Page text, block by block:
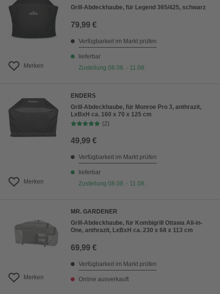
Preis aufsteigend
Preis absteigend
Bewertung
Merken
Grill-Abdeckhaube, für Legend 365/425, schwarz
79,99 €
Verfügbarkeit im Markt prüfen
lieferbar
Zustellung 08.08. - 11.08.
Merken
ENDERS
Grill-Abdeckhaube, für Monroe Pro 3, anthrazit,
LxBxH ca. 160 x 70 x 125 cm
(2)
49,99 €
Verfügbarkeit im Markt prüfen
lieferbar
Zustellung 08.08. - 11.08.
Merken
MR. GARDENER
Grill-Abdeckhaube, für Kombigrill Ottawa All-in-
One, anthrazit, LxBxH ca. 230 x 68 x 113 cm
69,99 €
Verfügbarkeit im Markt prüfen
Online ausverkauft